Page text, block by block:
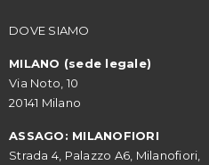
DOVE SIAMO
MILANO (sede legale)
Via Noto, 10
20141 Milano
ASSAGO: MILANOFIORI
Strada 4, Palazzo A6, Milanofiori,